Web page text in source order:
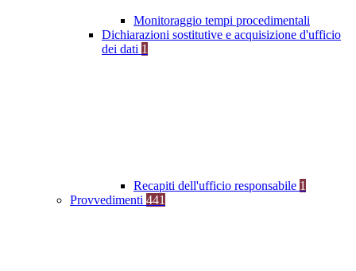
Monitoraggio tempi procedimentali
Dichiarazioni sostitutive e acquisizione d'ufficio
dei dati 1
Recapiti dell'ufficio responsabile 1
Provvedimenti 441